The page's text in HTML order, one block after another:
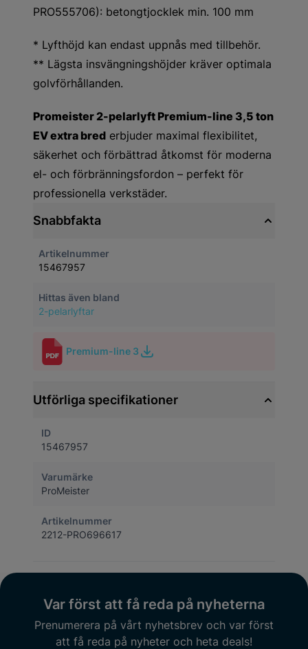
PRO555706): betongtjocklek min. 100 mm
* Lyfthöjd kan endast uppnås med tillbehör.
** Lägsta insvängningshöjder kräver optimala
golvförhållanden.
Promeister 2-pelarlyft Premium-line 3,5 ton
EV extra bred erbjuder maximal flexibilitet,
säkerhet och förbättrad åtkomst för moderna
el- och förbränningsfordon – perfekt för
professionella verkstäder.
Snabbfakta
Artikelnummer
15467957
Hittas även bland
2-pelarlyftar
Premium-line 3
Utförliga specifikationer
ID
15467957
Varumärke
ProMeister
Artikelnummer
2212-PRO696617
Var först att få reda på nyheterna
Prenumerera på vårt nyhetsbrev och var först
att få reda på nyheter och heta deals!